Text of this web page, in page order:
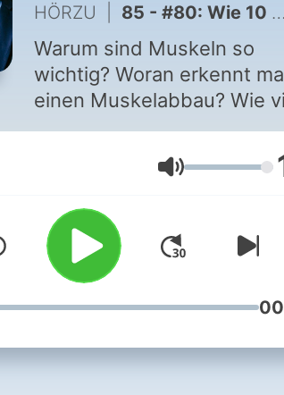
HÖRZU 85 - #80: Wie 10 Alltags-Hacks unser Leben verbessern
Warum sind Muskeln so
wichtig? Woran erkennt
einen Muskelabbau? Wie
Bewegung stärkt das
FIT & GESUND MIT
PROFESSOR FROBÖSE
überraschende Fakten,
und Tricks. In dem
Zeitschrift HÖRZU
Sportwissenschaftler und
Bestseller-Autor Prof. Ingo
Körper hinein – und
Volume